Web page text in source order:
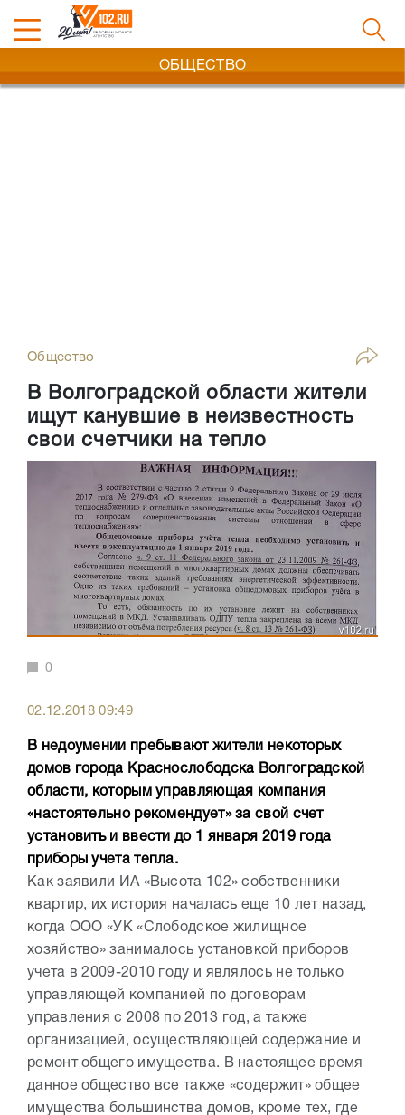
ОБЩЕСТВО
Общество
В Волгоградской области жители
ищут канувшие в неизвестность
свои счетчики на тепло
0
02.12.2018 09:49
В недоумении пребывают жители некоторых
домов города Краснослободска Волгоградской
области, которым управляющая компания
«настоятельно рекомендует» за свой счет
установить и ввести до 1 января 2019 года
приборы учета тепла.
Как заявили ИА «Высота 102» собственники
квартир, их история началась еще 10 лет назад,
когда ООО «УК «Слободское жилищное
хозяйство» занималось установкой приборов
учета в 2009-2010 году и являлось не только
управляющей компанией по договорам
управления с 2008 по 2013 год, а также
организацией, осуществляющей содержание и
ремонт общего имущества. В настоящее время
данное общество все также «содержит» общее
имущества большинства домов, кроме тех, где